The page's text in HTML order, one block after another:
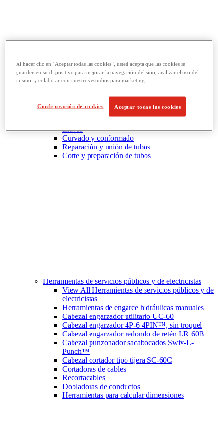
Llaves y herramientas para tubos
Llaves
Curvado y conformado
Reparación y unión de tubos
Corte y preparación de tubos
Herramientas de servicios públicos y de electricistas
View All Herramientas de servicios públicos y de
electricistas
Herramientas de engarce hidráulicas manuales
Cabezal engarzador utilitario UC-60
Cabezal engarzador 4P-6 4PIN™, sin troquel
Cabezal engarzador redondo de retén LR-60B
Cabezal punzonador sacabocados Swiv-L-
Punch™
Cabezal cortador tipo tijera SC-60C
Cortadoras de cables
Recortacables
Dobladoras de conductos
Herramientas para calcular dimensiones
Al hacer clic en “Aceptar todas las cookies”, usted acepta que las cookies se
guarden en su dispositivo para mejorar la navegación del sitio, analizar el uso del
mismo, y colaborar con nuestros estudios para marketing.
Configuración de cookies Aceptar todas las cookies